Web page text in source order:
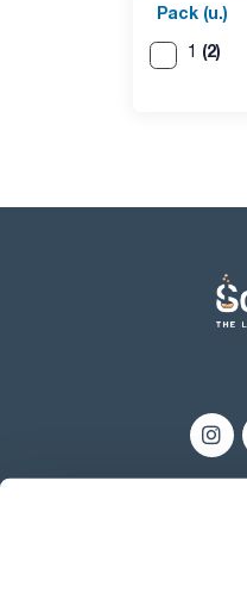
Pack (u.)
1 (2)